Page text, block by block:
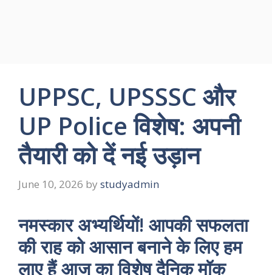
UPPSC, UPSSSC और
UP Police विशेष: अपनी
तैयारी को दें नई उड़ान
June 10, 2026 by studyadmin
नमस्कार अभ्यर्थियों! आपकी सफलता
की राह को आसान बनाने के लिए हम
लाए हैं आज का विशेष दैनिक मॉक